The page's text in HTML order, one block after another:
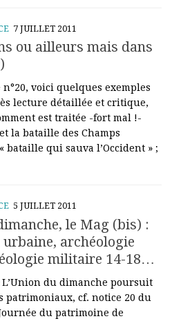
7 JUILLET 2011
ou ailleurs mais dans
voici quelques exemples
lecture détaillée et critique,
est traitée -fort mal !-
et la bataille des Champs
bataille qui sauva l’Occident » ;
5 JUILLET 2011
le Mag (bis) :
archéologie
militaire 14-18…
L’Union du dimanche poursuit
patrimoniaux, cf. notice 20 du
du patrimoine de